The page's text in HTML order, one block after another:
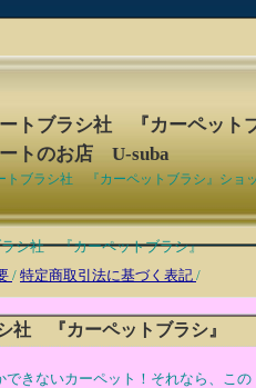
トブラシ社 『カーペット
トのお店 U-suba
トブラシ社 『カーペットブラシ』ショ
シ社 『カーペットブラシ』
/ 特定商取引法に基づく表記 /
社 『カーペットブラシ』
できないカーペット！それなら、この